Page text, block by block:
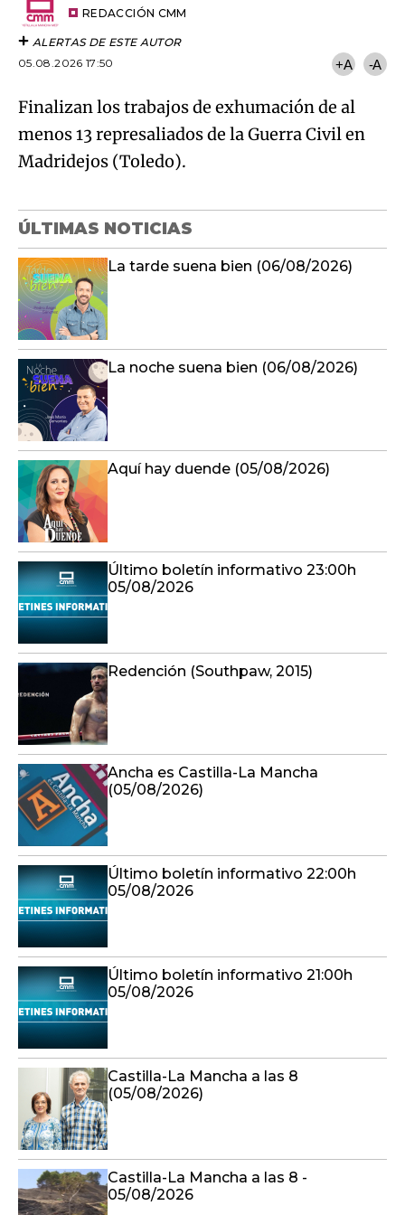
REDACCIÓN CMM
ALERTAS DE ESTE AUTOR
05.08.2026 17:50
+A -A
Finalizan los trabajos de exhumación de al
menos 13 represaliados de la Guerra Civil en
Madridejos (Toledo).
ÚLTIMAS NOTICIAS
La tarde suena bien (06/08/2026)
La noche suena bien (06/08/2026)
Aquí hay duende (05/08/2026)
Último boletín informativo 23:00h
05/08/2026
Redención (Southpaw, 2015)
Ancha es Castilla-La Mancha
(05/08/2026)
Último boletín informativo 22:00h
05/08/2026
Último boletín informativo 21:00h
05/08/2026
Castilla-La Mancha a las 8
(05/08/2026)
Castilla-La Mancha a las 8 -
05/08/2026